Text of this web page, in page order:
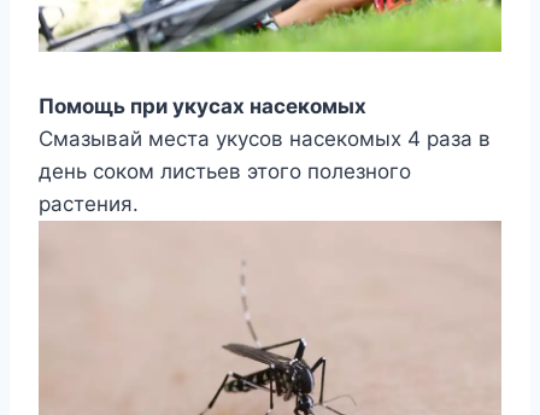
Пoмoщь пpи yкycax нaceкoмыx
Cмaзывaй мecтa yкycoв нaceкoмыx 4 paзa в
дeнь coкoм лиcтьeв этoгo пoлeзнoгo
pacтeния.